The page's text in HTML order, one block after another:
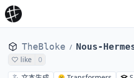
TheBloke /
like
0